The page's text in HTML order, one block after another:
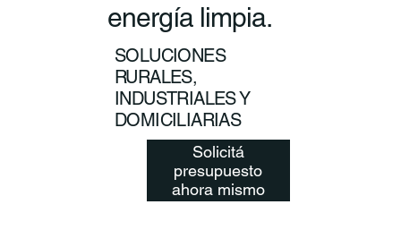
energía limpia.
SOLUCIONES
RURALES,
INDUSTRIALES Y
DOMICILIARIAS
Solicitá
presupuesto
ahora mismo